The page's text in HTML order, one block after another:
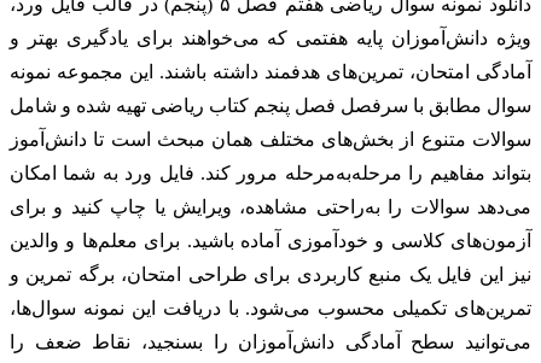
دانلود نمونه سوال ریاضی هفتم فصل ۵ (پنجم) در قالب فایل ورد،
ویژه دانش‌آموزان پایه هفتمی که می‌خواهند برای یادگیری بهتر و
آمادگی امتحان، تمرین‌های هدفمند داشته باشند. این مجموعه نمونه
سوال مطابق با سرفصل فصل پنجم کتاب ریاضی تهیه شده و شامل
سوالات متنوع از بخش‌های مختلف همان مبحث است تا دانش‌آموز
بتواند مفاهیم را مرحله‌به‌مرحله مرور کند. فایل ورد به شما امکان
می‌دهد سوالات را به‌راحتی مشاهده، ویرایش یا چاپ کنید و برای
آزمون‌های کلاسی و خودآموزی آماده باشید. برای معلم‌ها و والدین
نیز این فایل یک منبع کاربردی برای طراحی امتحان، برگه تمرین و
تمرین‌های تکمیلی محسوب می‌شود. با دریافت این نمونه سوال‌ها،
می‌توانید سطح آمادگی دانش‌آموزان را بسنجید، نقاط ضعف را